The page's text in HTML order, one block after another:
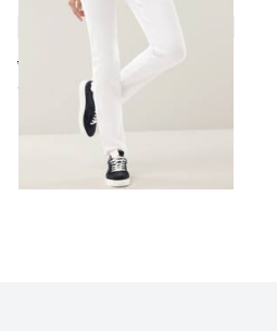
4,4 (51)
ab € 89,99
ab € 59,99 (-33%)
Seite 1 geladen. Zeige Produkte